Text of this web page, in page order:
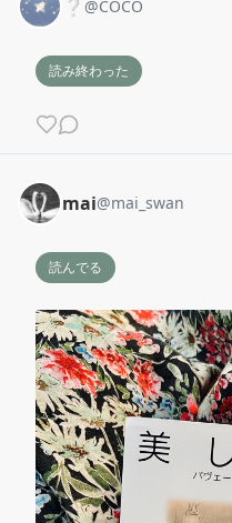
❔ @COCO
読み終わった
mai@mai_swan
読んでる